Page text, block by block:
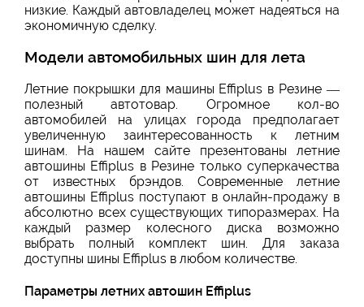
низкие. Каждый автовладелец может надеяться на
экономичную сделку.
Модели автомобильных шин для лета
Летние покрышки для машины Effiplus в Резине —
полезный автотовар. Огромное кол-во
автомобилей на улицах города предполагает
увеличенную заинтересованность к летним
шинам. На нашем сайте презентованы летние
автошины Effiplus в Резине только суперкачества
от известных брэндов. Современные летние
автошины Effiplus поступают в онлайн-продажу в
абсолютно всех существующих типоразмерах. На
каждый размер колесного диска возможно
выбрать полный комплект шин. Для заказа
доступны шины Effiplus в любом количестве.
Параметры летних автошин Effiplus